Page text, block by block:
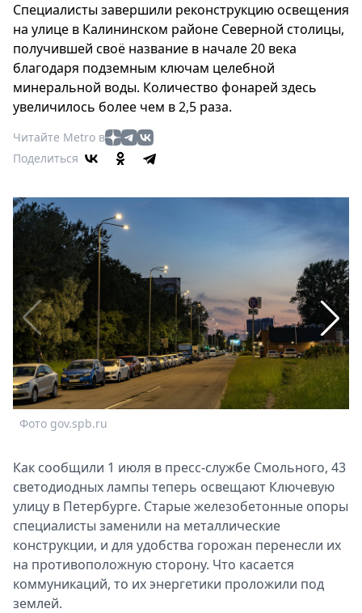
Туризм
Мода
Театр
Кино
Афиша
Книги
Выставки
релизы
О
Metro
Стримы
Спецпроекты
Звезды
Выборы
2026
Скачай
Metro
Специалисты завершили реконструкцию освещения
на улице в Калининском районе Северной столицы,
получившей своё название в начале 20 века
благодаря подземным ключам целебной
минеральной воды. Количество фонарей здесь
увеличилось более чем в 2,5 раза.
Читайте Metro в
Поделиться
Фото gov.spb.ru
Как сообщили 1 июля в пресс-службе Смольного, 43
светодиодных лампы теперь освещают Ключевую
улицу в Петербурге. Старые железобетонные опоры
специалисты заменили на металлические
конструкции, и для удобства горожан перенесли их
на противоположную сторону. Что касается
коммуникаций, то их энергетики проложили под
землей.